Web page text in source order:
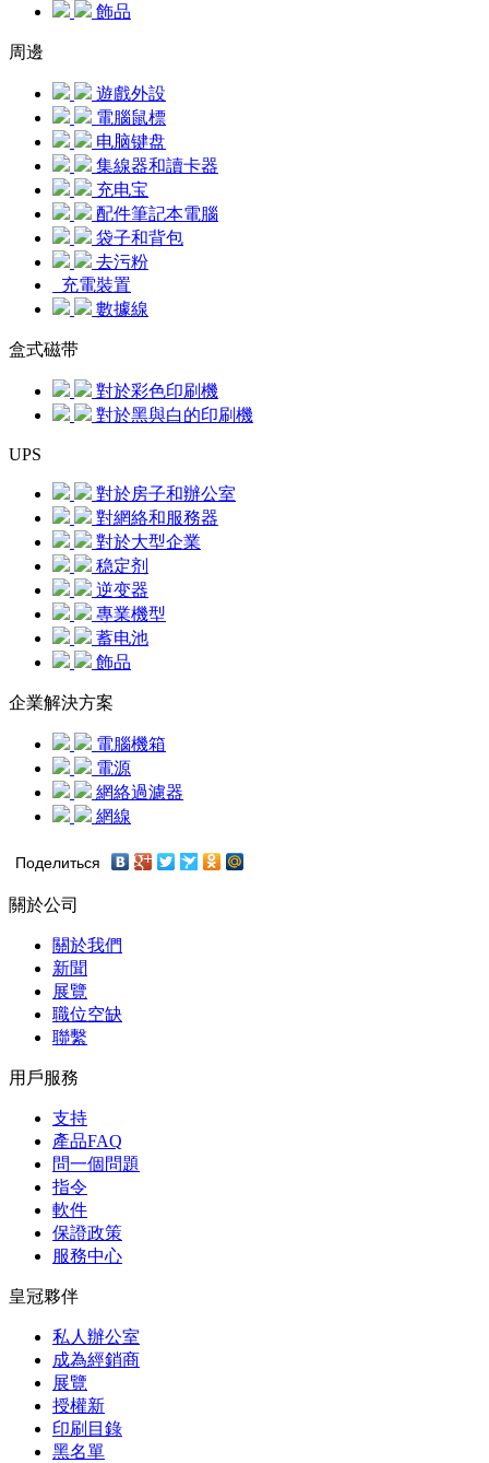
飾品
周邊
遊戲外設
電腦鼠標
电脑键盘
集線器和讀卡器
充电宝
配件筆記本電腦
袋子和背包
去污粉
充電裝置
數據線
盒式磁带
對於彩色印刷機
對於黑與白的印刷機
UPS
對於房子和辦公室
對網絡和服務器
對於大型企業
稳定剂
逆变器
專業機型
蓄电池
飾品
企業解決方案
電腦機箱
電源
網絡過濾器
網線
Поделиться
關於公司
關於我們
新聞
展覽
職位空缺
聯繫
用戶服務
支持
產品FAQ
問一個問題
指令
軟件
保證政策
服務中心
皇冠夥伴
私人辦公室
成為經銷商
展覽
授權新
印刷目錄
黑名單